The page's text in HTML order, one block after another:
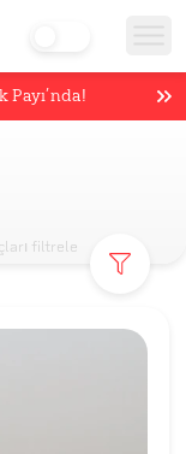
Payı’nda!
filtrele